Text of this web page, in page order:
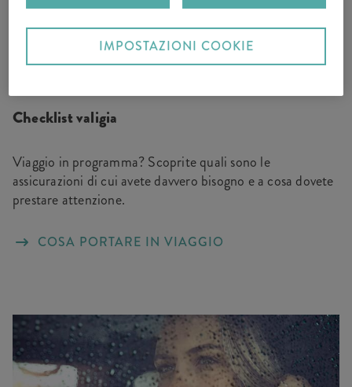
Checklist valigia
Viaggio in programma? Scoprite quali sono le
assicurazioni di cui avete davvero bisogno e a cosa dovete
prestare attenzione.
COSA PORTARE IN VIAGGIO
IMPOSTAZIONI COOKIE